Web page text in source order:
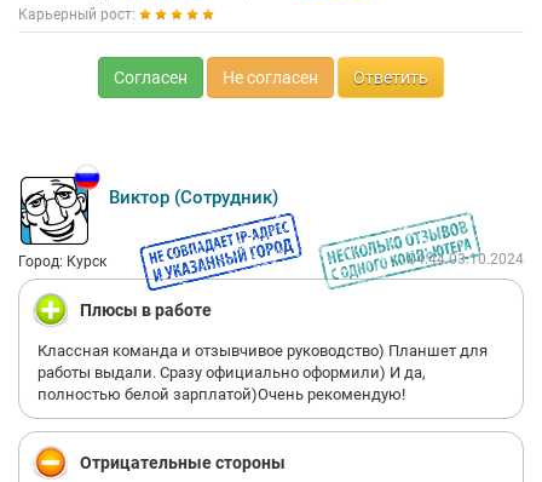
Карьерный рост:
Согласен Не согласен Ответить
Виктор (Сотрудник)
Город: Курск 04:44 03.10.2024
Плюсы в работе
Классная команда и отзывчивое руководство) Планшет для
работы выдали. Сразу официально оформили) И да,
полностью белой зарплатой)Очень рекомендую!
Отрицательные стороны